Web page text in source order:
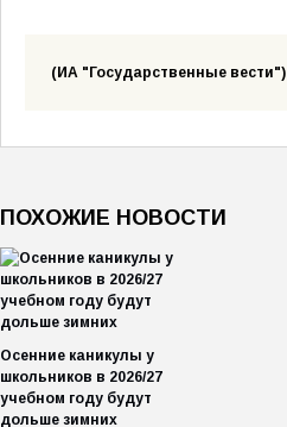
(ИА "Государственные вести")
ПОХОЖИЕ НОВОСТИ
Осенние каникулы у
школьников в 2026/27
учебном году будут
дольше зимних